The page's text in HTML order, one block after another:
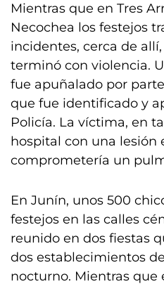
Mientras que en Tres
Necochea los festejos
incidentes, cerca de
terminó con violencia.
fue apuñalado por
que fue identificado y
Policía. La víctima, en
hospital con una lesión
comprometería un
En Junín, unos 500
festejos en las calles
reunido en dos fiestas
dos establecimientos
nocturno. Mientras que